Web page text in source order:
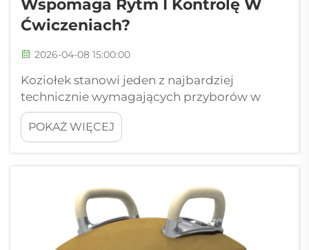
Wspomaga Rytm I Kontrolę W
Ćwiczeniach?
2026-04-08 15:00:00
Koziołek stanowi jeden z najbardziej
technicznie wymagających przyborów w
gimnastyce, wymagając skomplikowanego
połączenia rytmu, precyzji czasowania oraz
kontroli mięśniowej, które odróżniają
sposób ten przyrząd...
POKAŻ WIĘCEJ